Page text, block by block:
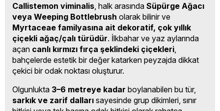
Callistemon viminalis , halk arasında Süpürge Ağacı
veya Weeping Bottlebrush olarak bilinir ve
Myrtaceae familyasına ait dekoratif, çok yıllık
çiçekli ağaç/çalı türüdür. İlkbahar ve yaz aylarında
açan canlı kırmızı fırça şeklindeki çiçekleri
bahçelerde estetik bir değer katarken peyzajda dikkat
çekici bir odak noktası oluşturur.
Olgunlukta 3–6 metreye kadar boylanabilen bu tür,
sarkık ve zarif dalları sayesinde grup dikimleri, sınır